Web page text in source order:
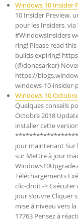
Windows 10 Insider
10 Insider Preview,
pour les Insiders,
#WindowsInsiders
ring! Please read
builds expiring!
(@donasarkar)
https://
windows-10-insider-
Windows 10
Quelques conseils
Octobre 2018
installer cette
jour maintenant Sur
sur Mettre à jour
Téléchargements
clic-droit -> Exécuter
jour s’ouvre
mise à niveau vers
17763 Pensez à